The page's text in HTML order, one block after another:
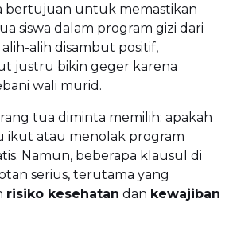
bertujuan untuk memastikan
siswa dalam program gizi dari
alih disambut positif,
justru bikin geger karena
wali murid.
tua diminta memilih: apakah
ikut atau menolak program
Namun, beberapa klausul di
serius, terutama yang
risiko kesehatan dan kewajiban